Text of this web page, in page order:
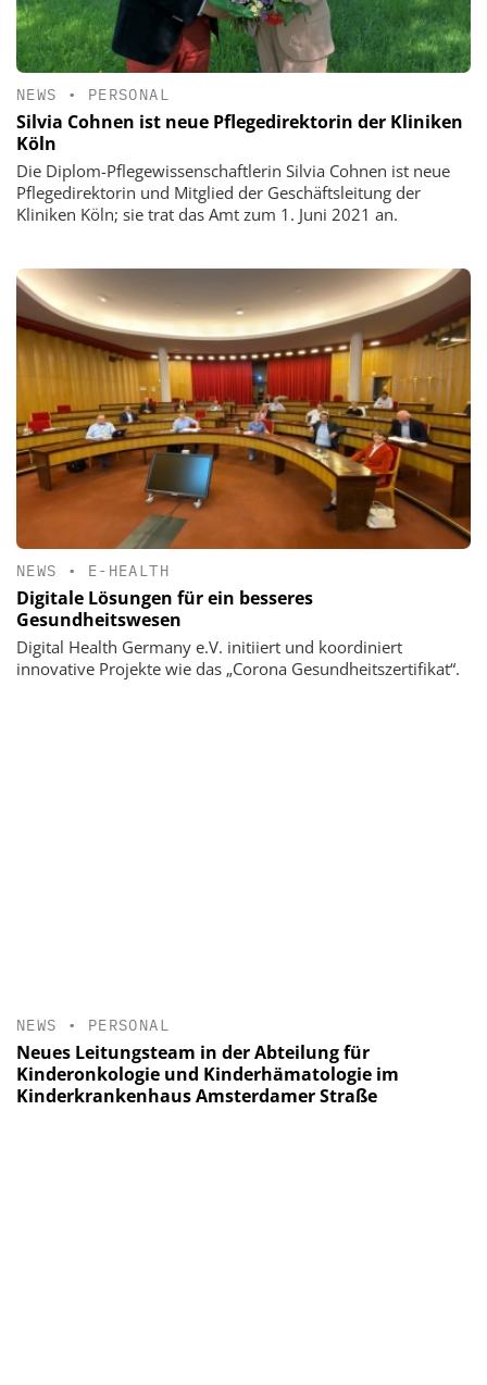
NEWS • PERSONAL
Silvia Cohnen ist neue Pflegedirektorin der Kliniken
Köln
Die Diplom-Pflegewissenschaftlerin Silvia Cohnen ist neue
Pflegedirektorin und Mitglied der Geschäftsleitung der
Kliniken Köln; sie trat das Amt zum 1. Juni 2021 an.
NEWS • E-HEALTH
Digitale Lösungen für ein besseres
Gesundheitswesen
Digital Health Germany e.V. initiiert und koordiniert
innovative Projekte wie das „Corona Gesundheitszertifikat“.
NEWS • PERSONAL
Neues Leitungsteam in der Abteilung für
Kinderonkologie und Kinderhämatologie im
Kinderkrankenhaus Amsterdamer Straße